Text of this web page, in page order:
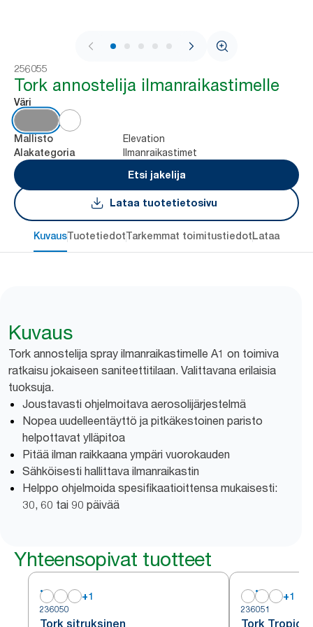
1 / 5
256055
Tork annostelija ilmanraikastimelle
Väri
Mallisto Elevation
Alakategoria
Ilmanraikastimet
Etsi jakelija
Lataa tuotetietosivu
KuvausTuotetiedotTarkemmat toimitustiedotLataa
Kuvaus
Tork annostelija spray ilmanraikastimelle A1 on toimiva
ratkaisu jokaiseen saniteettitilaan. Valittavana erilaisia
tuoksuja.
Joustavasti ohjelmoitava aerosolijärjestelmä
Nopea uudelleentäyttö ja pitkäkestoinen paristo
helpottavat ylläpitoa
Pitää ilman raikkaana ympäri vuorokauden
Sähköisesti hallittava ilmanraikastin
Helppo ohjelmoida spesifikaatioittensa mukaisesti:
30, 60 tai 90 päivää
Yhteensopivat tuotteet
+1
236050
Tork sitruksinen
+1
236051
Tork